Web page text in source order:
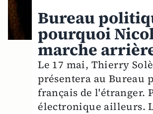
Bureau
pourquoi
marche
Le 17 mai, Thierry
présentera au Bureau
français de l'étranger.
électronique ailleurs.